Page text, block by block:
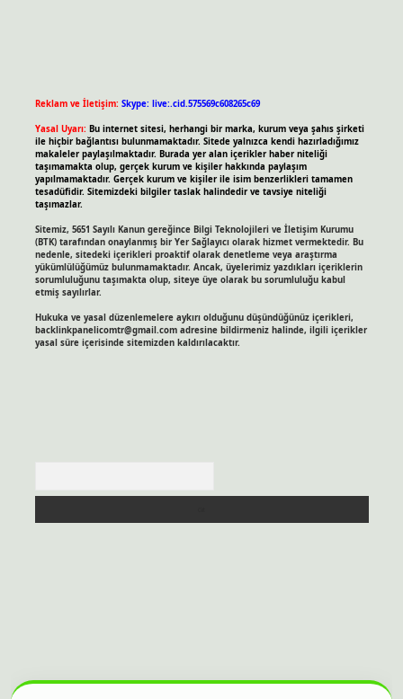
Reklam ve İletişim: Skype: live:.cid.575569c608265c69
Yasal Uyarı: Bu internet sitesi, herhangi bir marka, kurum veya şahıs şirketi
ile hiçbir bağlantısı bulunmamaktadır. Sitede yalnızca kendi hazırladığımız
makaleler paylaşılmaktadır. Burada yer alan içerikler haber niteliği
taşımamakta olup, gerçek kurum ve kişiler hakkında paylaşım
yapılmamaktadır. Gerçek kurum ve kişiler ile isim benzerlikleri tamamen
tesadüfidir. Sitemizdeki bilgiler taslak halindedir ve tavsiye niteliği
taşımazlar.
Sitemiz, 5651 Sayılı Kanun gereğince Bilgi Teknolojileri ve İletişim Kurumu
(BTK) tarafından onaylanmış bir Yer Sağlayıcı olarak hizmet vermektedir. Bu
nedenle, sitedeki içerikleri proaktif olarak denetleme veya araştırma
yükümlülüğümüz bulunmamaktadır. Ancak, üyelerimiz yazdıkları içeriklerin
sorumluluğunu taşımakta olup, siteye üye olarak bu sorumluluğu kabul
etmiş sayılırlar.
Hukuka ve yasal düzenlemelere aykırı olduğunu düşündüğünüz içerikleri,
backlinkpanelicomtr@gmail.comadresine bildirmeniz halinde, ilgili içerikler
yasal süre içerisinde sitemizden kaldırılacaktır.